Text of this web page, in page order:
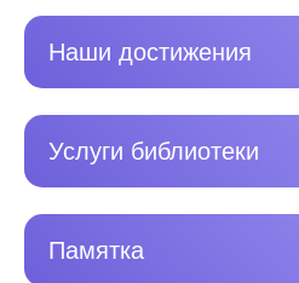
Наши достижения
Услуги библиотеки
Памятка